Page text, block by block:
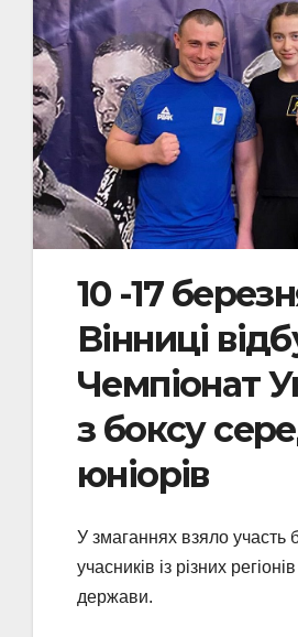
10 -17
Вінниці
Чемпіонат
з боксу
юніорів
У змаганнях взяло участь
учасників із різних
держави.